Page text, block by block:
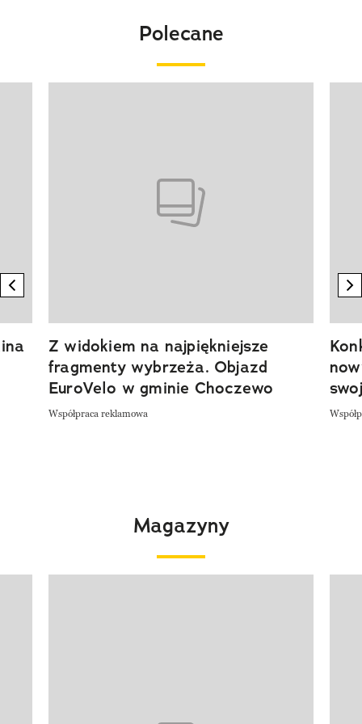
Polecane
previous element
Z widokiem na najpiękniejsze
fragmenty wybrzeża. Objazd
EuroVelo w gminie Choczewo
Współpraca reklamowa
Magazyny